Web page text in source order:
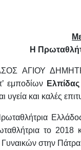
Η
ΑΓΙΟΥ
εμποδίων
υγεία και καλές
το 2018
στην